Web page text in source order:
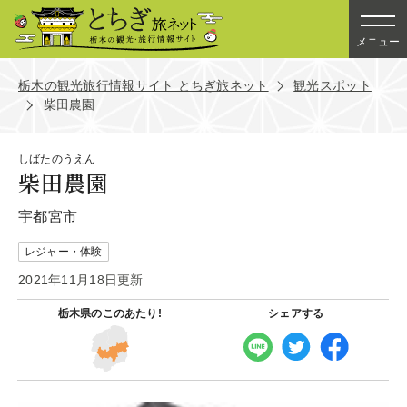
メニュー
栃木の観光旅行情報サイト とちぎ旅ネット
観光スポット
柴田農園
しばたのうえん
柴田農園
宇都宮市
レジャー・体験
2021年11月18日更新
栃木県のこのあたり! シェアする